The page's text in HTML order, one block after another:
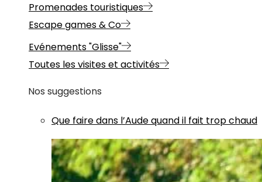
Promenades touristiques
Escape games & Co
Evénements "Glisse"
Toutes les visites et activités
Nos suggestions
Que faire dans l’Aude quand il fait trop chaud